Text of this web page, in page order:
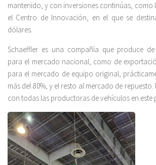
mantenido, y con inversiones continúas, como
el Centro de Innovación, en el que se
dólares.
Schaeffler es una compañía que produce
para el mercado nacional, como de
para el mercado de equipo original,
más del 80%, y el resto al mercado de
con todas las productoras de vehículos en este